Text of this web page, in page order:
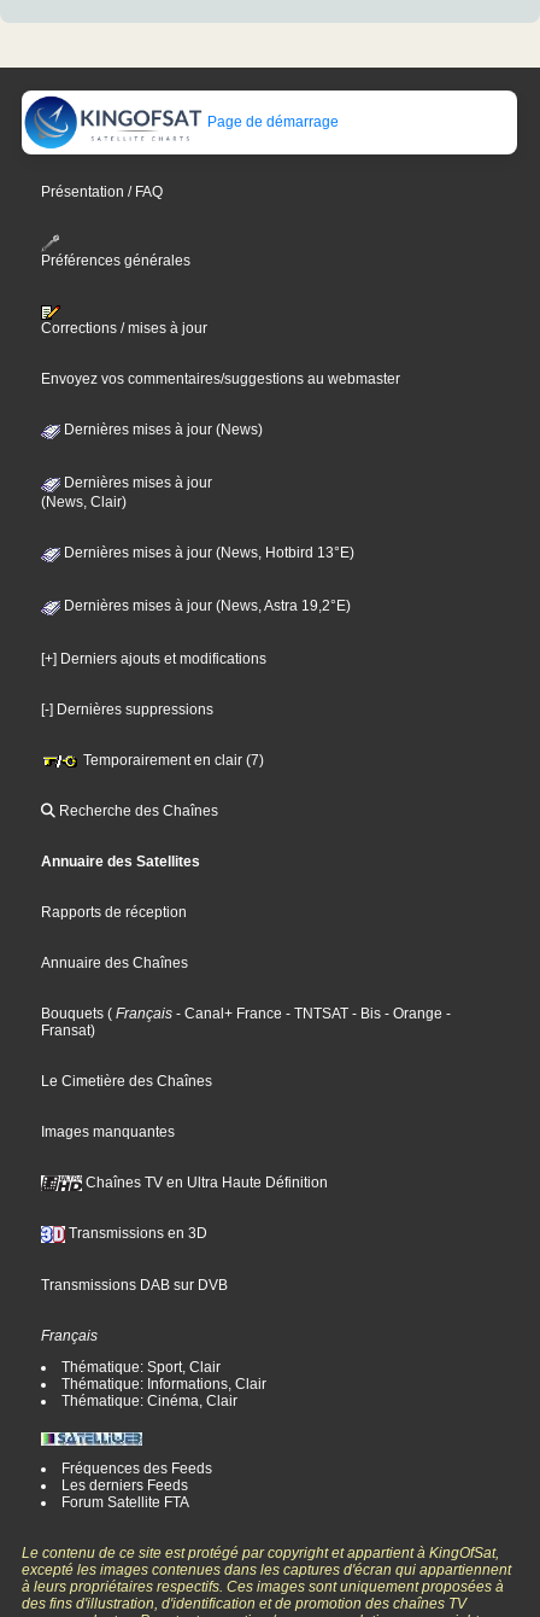
Page de démarrage
Présentation / FAQ
Préférences générales
Corrections / mises à jour
Envoyez vos commentaires/suggestions au webmaster
Dernières mises à jour (News)
Dernières mises à jour
(News, Clair)
Dernières mises à jour (News, Hotbird 13°E)
Dernières mises à jour (News, Astra 19,2°E)
[+] Derniers ajouts et modifications
[-] Dernières suppressions
Temporairement en clair (7)
Recherche des Chaînes
Annuaire des Satellites
Rapports de réception
Annuaire des Chaînes
Bouquets ( Français - Canal+ France - TNTSAT - Bis - Orange -
Fransat)
Le Cimetière des Chaînes
Images manquantes
Chaînes TV en Ultra Haute Définition
Transmissions en 3D
Transmissions DAB sur DVB
Français
Thématique: Sport, Clair
Thématique: Informations, Clair
Thématique: Cinéma, Clair
Fréquences des Feeds
Les derniers Feeds
Forum Satellite FTA
Le contenu de ce site est protégé par copyright et appartient à KingOfSat,
excepté les images contenues dans les captures d'écran qui appartiennent
à leurs propriétaires respectifs. Ces images sont uniquement proposées à
des fins d'illustration, d'identification et de promotion des chaînes TV